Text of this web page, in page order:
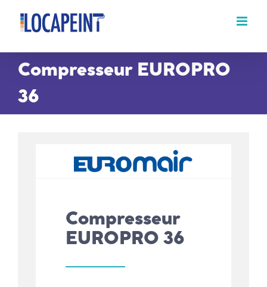
Passer
contenu
Compresseur EUROPRO
36
Compresseur
EUROPRO 36